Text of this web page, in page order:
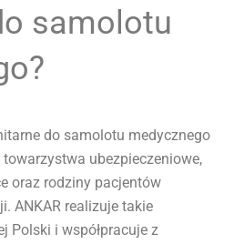
samolotu
do samolotu medycznego
ubezpieczeniowe,
oraz rodziny pacjentów
ANKAR realizuje takie
Polski i współpracuje z